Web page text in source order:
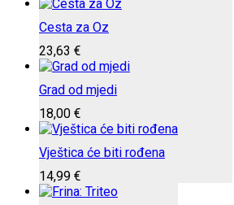
Cesta za Oz
23,63 €
Grad od mjedi
18,00 €
Vještica će biti rođena
14,99 €